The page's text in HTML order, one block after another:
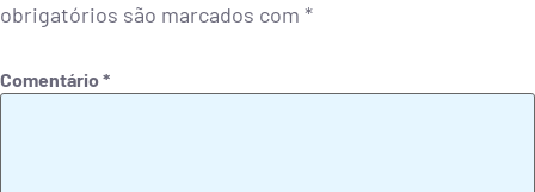
obrigatórios são marcados com *
Comentário*